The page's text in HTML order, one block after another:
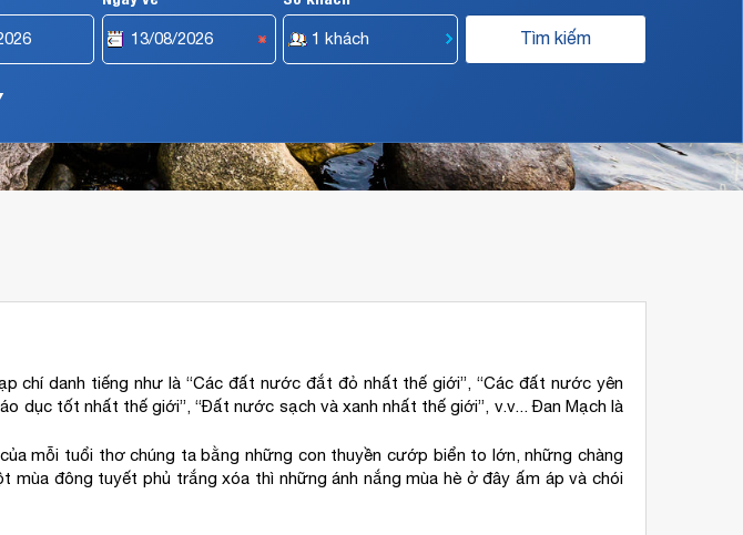
chí danh tiếng như là “Các đất nước đắt đỏ nhất thế giới”, “Các đất nước yên
dục tốt nhất thế giới”, “Đất nước sạch và xanh nhất thế giới”, v.v... Đan Mạch là
mỗi tuổi thơ chúng ta bằng những con thuyền cướp biển to lớn, những chàng
đông tuyết phủ trắng xóa thì những ánh nắng mùa hè ở đây ấm áp và chói